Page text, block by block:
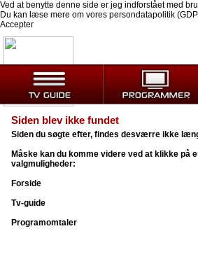
Ved at benytte denne side er jeg indforstået med
Du kan læse mere om vores persondatapolitik
Accepter
Siden blev ikke fundet
Siden du søgte efter, findes desværre ikke
Måske kan du komme videre ved at klikke på
valgmuligheder:
Forside
Tv-guide
Programomtaler